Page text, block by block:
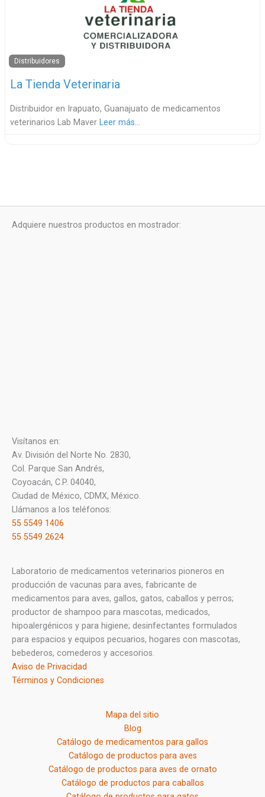
Distribuidores
La Tienda Veterinaria
Distribuidor en Irapuato, Guanajuato de medicamentos
veterinarios Lab Maver Leer más…
Adquiere nuestros productos en mostrador:
Visítanos en:
Av. División del Norte No. 2830,
Col. Parque San Andrés,
Coyoacán, C.P. 04040,
Ciudad de México, CDMX, México.
Llámanos a los teléfonos:
55 5549 1406
55 5549 2624
Laboratorio de medicamentos veterinarios pioneros en
producción de vacunas para aves, fabricante de
medicamentos para aves, gallos, gatos, caballos y perros;
productor de shampoo para mascotas, medicados,
hipoalergénicos y para higiene; desinfectantes formulados
para espacios y equipos pecuarios, hogares con mascotas,
bebederos, comederos y accesorios.
Aviso de Privacidad
Términos y Condiciones
Mapa del sitio
Blog
Catálogo de medicamentos para gallos
Catálogo de productos para aves
Catálogo de productos para aves de ornato
Catálogo de productos para caballos